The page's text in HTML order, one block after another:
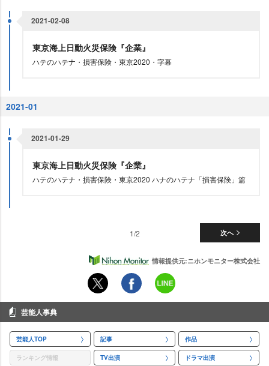
2021-02-08
東京海上日動火災保険『企業』
ハテのハテナ・損害保険・東京2020・字幕
2021-01
2021-01-29
東京海上日動火災保険『企業』
ハテのハテナ・損害保険・東京2020 ハナのハテナ「損害保険」篇
次へ
1/2
情報提供元:ニホンモニター株式会社
芸能人事典
芸能人TOP 記事 作品
ランキング情報 TV出演 ドラマ出演